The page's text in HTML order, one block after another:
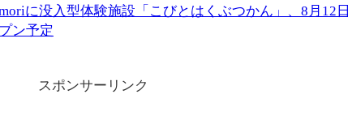
に没入型体験施設「こびとはくぶつかん」、8月12日
ン予定
スポンサーリンク